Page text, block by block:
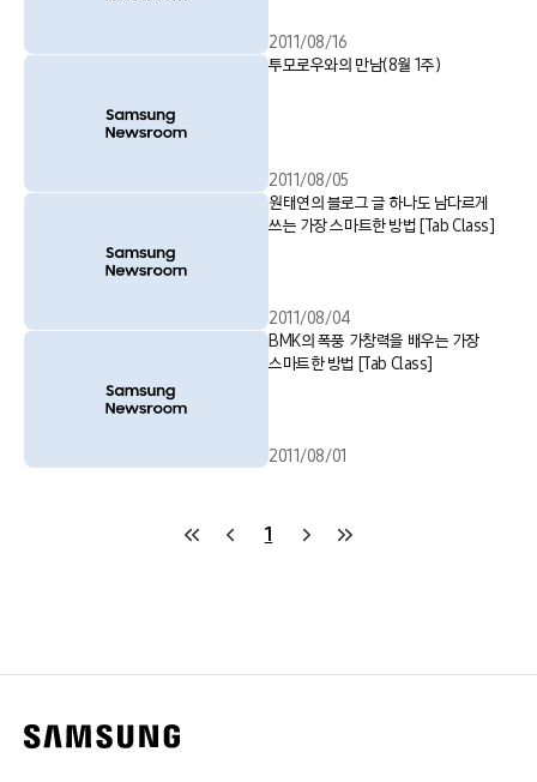
2011/08/16
투모로우와의 만남(8월 1주)
2011/08/05
원태연의 블로그 글 하나도 남다르게
쓰는 가장 스마트한 방법 [Tab Class]
2011/08/04
BMK의 폭풍 가창력을 배우는 가장
스마트한 방법 [Tab Class]
2011/08/01
1